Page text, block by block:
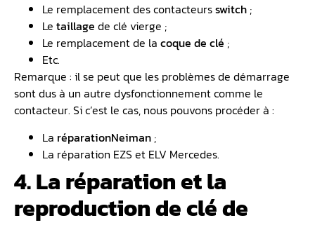
Le remplacement des contacteursswitch ;
Le taillage de clé vierge ;
Le remplacement de la coque de clé ;
Etc.
Remarque : il se peut que les problèmes de démarrage
sont dus à un autre dysfonctionnement comme le
contacteur. Si c’est le cas, nous pouvons procéder à :
La réparationNeiman ;
La réparation EZS et ELV Mercedes.
4. La réparation et la
reproduction de clé de